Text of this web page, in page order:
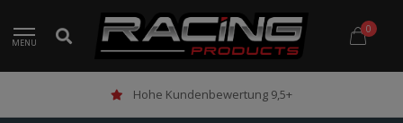
MENU
0
Hohe Kundenbewertung 9,5+